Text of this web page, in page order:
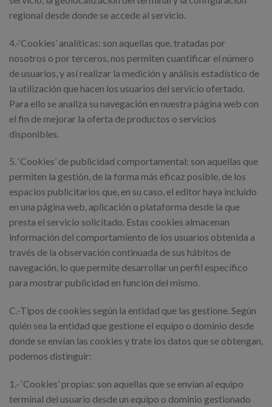
regional desde donde se accede al servicio.
4.-‘Cookies’ analíticas: son aquellas que, tratadas por
nosotros o por terceros, nos permiten cuantificar el número
de usuarios, y así realizar la medición y análisis estadístico de
la utilización que hacen los usuarios del servicio ofertado.
Para ello se analiza su navegación en nuestra página web con
el fin de mejorar la oferta de productos o servicios
disponibles.
5. ‘Cookies’ de publicidad comportamental: son aquellas que
permiten la gestión, de la forma más eficaz posible, de los
espacios publicitarios que, en su caso, el editor haya incluido
en una página web, aplicación o plataforma desde la que
presta el servicio solicitado. Estas cookies almacenan
información del comportamiento de los usuarios obtenida a
través de la observación continuada de sus hábitos de
navegación, lo que permite desarrollar un perfil específico
para mostrar publicidad en función del mismo.
C.-Tipos de cookies según la entidad que las gestione. Según
quién sea la entidad que gestione el equipo o dominio desde
donde se envían las cookies y trate los datos que se obtengan,
podemos distinguir:
1.- ‘Cookies’ propias: son aquellas que se envían al equipo
terminal del usuario desde un equipo o dominio gestionado